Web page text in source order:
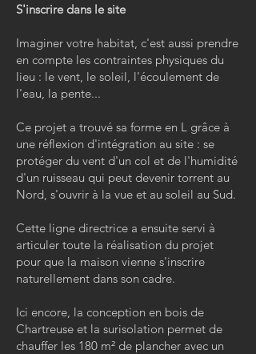
S'inscrire dans le site
Imaginer votre habitat, c'est aussi prendre
en compte les contraintes physiques du
lieu : le vent, le soleil, l'écoulement de
l'eau, la pente...
Ce projet a trouvé sa forme en L grâce à
une réflexion d'intégration au site : se
protéger du vent d'un col et de l'humidité
d'un ruisseau qui peut devenir torrent au
Nord, s'ouvrir à la vue et au soleil au Sud.
Cette ligne directrice a ensuite servi à
articuler toute la réalisation du projet
pour que la maison vienne s'inscrire
naturellement dans son cadre.
Ici encore, la conception en bois de
Chartreuse et la surisolation permet de
chauffer les 180 m² de plancher avec un